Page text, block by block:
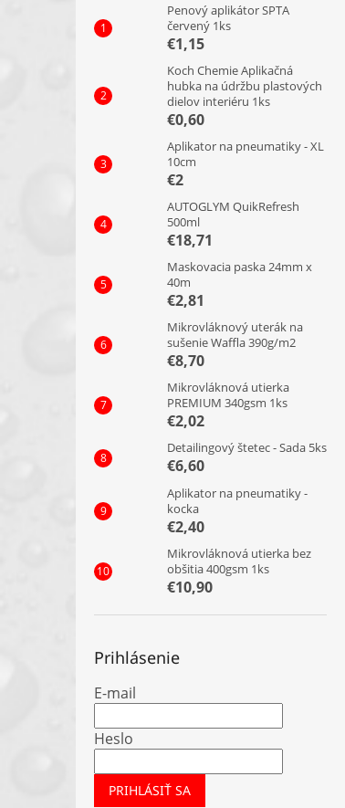
Penový aplikátor SPTA
červený 1ks
€1,15
Koch Chemie Aplikačná
hubka na údržbu plastových
dielov interiéru 1ks
€0,60
Aplikator na pneumatiky - XL
10cm
€2
AUTOGLYM QuikRefresh
500ml
€18,71
Maskovacia paska 24mm x
40m
€2,81
Mikrovláknový uterák na
sušenie Waffla 390g/m2
€8,70
Mikrovláknová utierka
PREMIUM 340gsm 1ks
€2,02
Detailingový štetec - Sada 5ks
€6,60
Aplikator na pneumatiky -
kocka
€2,40
Mikrovláknová utierka bez
obšitia 400gsm 1ks
€10,90
Prihlásenie
E-mail
Heslo
PRIHLÁSIŤ SA